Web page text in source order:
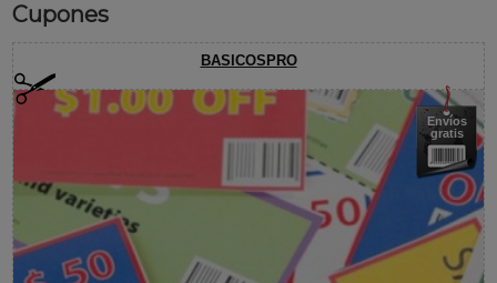
Cupones
BASICOSPRO
Envíos
gratis